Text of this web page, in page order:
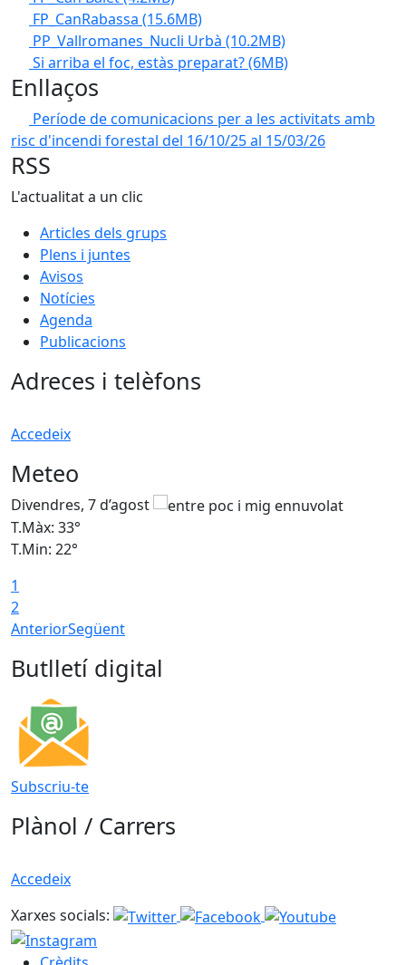
FP_CanRabassa (15.6MB)
PP_Vallromanes_Nucli Urbà (10.2MB)
Si arriba el foc, estàs preparat?(6MB)
Enllaços
Període de comunicacions per a les activitats amb
risc d'incendi forestal del 16/10/25 al 15/03/26
RSS
L'actualitat a un clic
Articles dels grups
Plens i juntes
Avisos
Notícies
Agenda
Publicacions
Adreces i telèfons
Accedeix
Meteo
Divendres, 7 d’agost
T.Màx: 33°
T.Min: 22°
1
2
AnteriorSegüent
Butlletí digital
Subscriu-te
Plànol / Carrers
Accedeix
Xarxes socials: